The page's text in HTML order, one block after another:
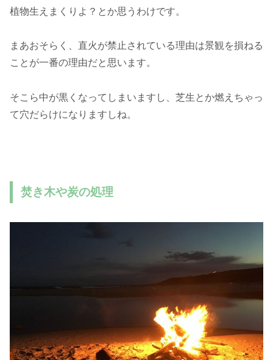
植物生えまくりよ？とか思うわけです。
まあおそらく、直火が禁止されている理由は景観を損ねる
ことが一番の理由だと思います。
そこら中が黒くなってしまいますし、芝生とか燃えちゃっ
て穴だらけになりますしね。
焚き木や炭の処理